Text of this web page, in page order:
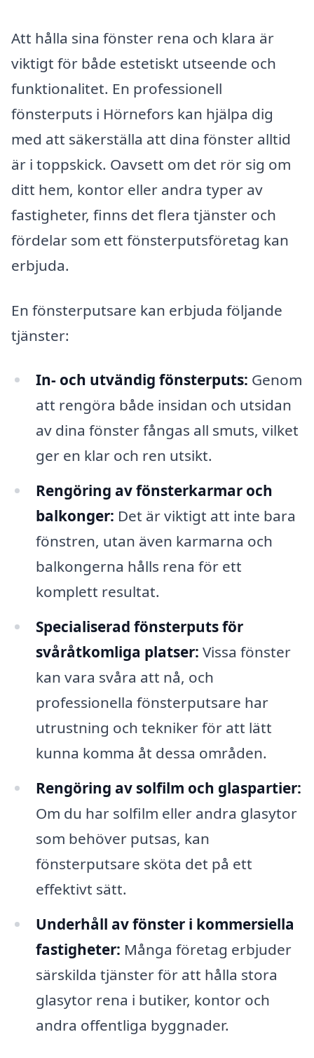
Att hålla sina fönster rena och klara är
viktigt för både estetiskt utseende och
funktionalitet. En professionell
fönsterputs i Hörnefors kan hjälpa dig
med att säkerställa att dina fönster alltid
är i toppskick. Oavsett om det rör sig om
ditt hem, kontor eller andra typer av
fastigheter, finns det flera tjänster och
fördelar som ett fönsterputsföretag kan
erbjuda.
En fönsterputsare kan erbjuda följande
tjänster:
In- och utvändig fönsterputs: Genom
att rengöra både insidan och utsidan
av dina fönster fångas all smuts, vilket
ger en klar och ren utsikt.
Rengöring av fönsterkarmar och
balkonger: Det är viktigt att inte bara
fönstren, utan även karmarna och
balkongerna hålls rena för ett
komplett resultat.
Specialiserad fönsterputs för
svåråtkomliga platser: Vissa fönster
kan vara svåra att nå, och
professionella fönsterputsare har
utrustning och tekniker för att lätt
kunna komma åt dessa områden.
Rengöring av solfilm och glaspartier:
Om du har solfilm eller andra glasytor
som behöver putsas, kan
fönsterputsare sköta det på ett
effektivt sätt.
Underhåll av fönster i kommersiella
fastigheter: Många företag erbjuder
särskilda tjänster för att hålla stora
glasytor rena i butiker, kontor och
andra offentliga byggnader.